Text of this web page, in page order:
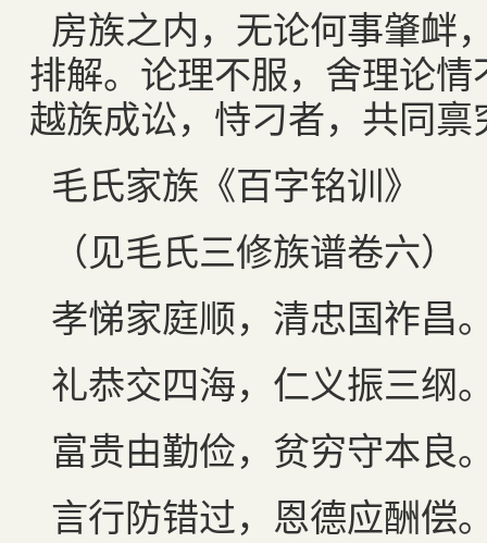
房族之内，无论何事肇衅
排解。论理不服，舍理论
越族成讼，恃刁者，共同禀
毛氏家族《百字铭训》
（见毛氏三修族谱卷六）
孝悌家庭顺，清忠国祚昌
礼恭交四海，仁义振三纲
富贵由勤俭，贫穷守本良
言行防错过，恩德应酬偿